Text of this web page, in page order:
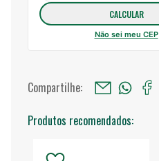
Não sei meu CEP
Compartilhe:
Produtos recomendados: